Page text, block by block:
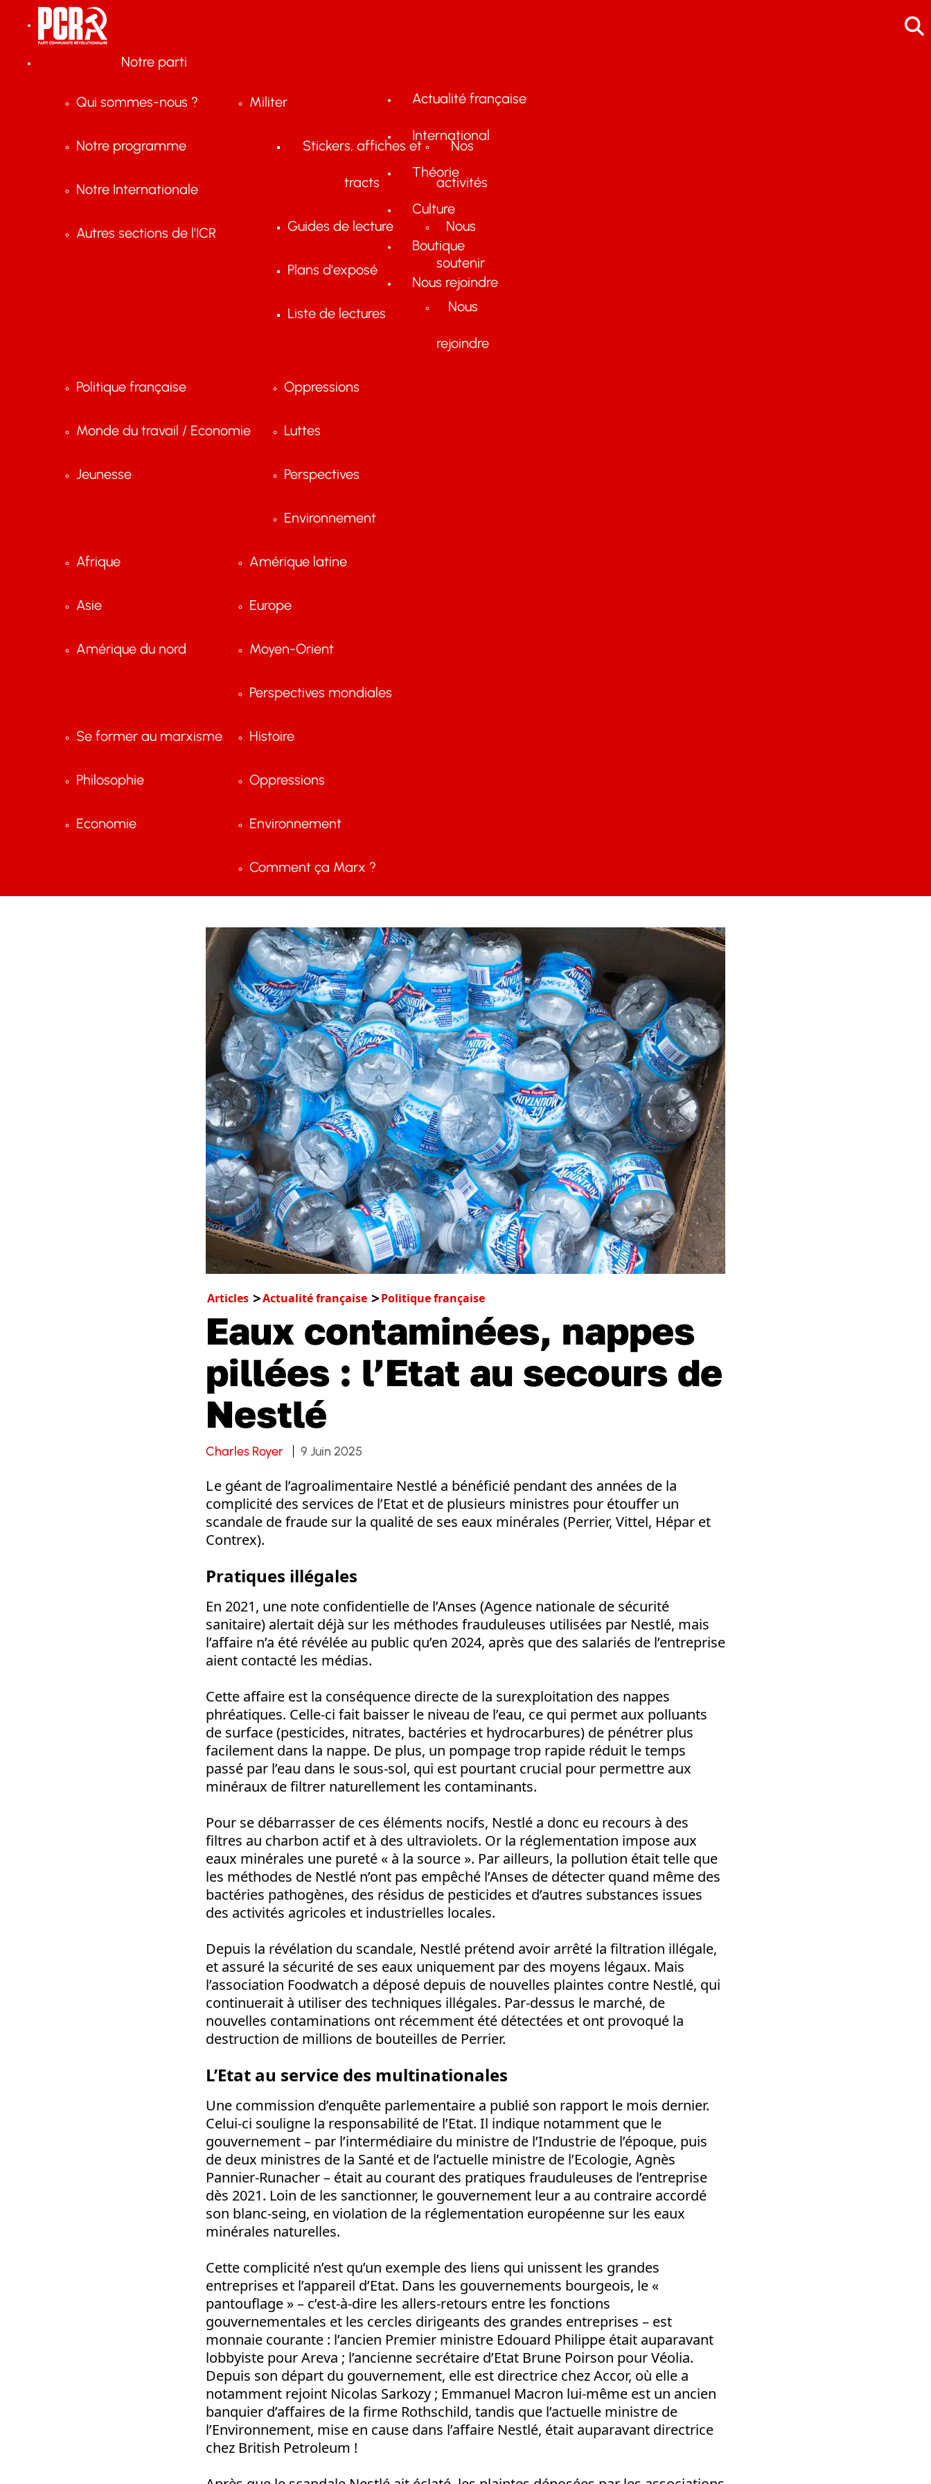
Notre parti
Qui sommes-nous ?
Notre programme
Notre Internationale
Autres sections de l'ICR
Militer
Stickers, affiches et
tracts
Guides de lecture
Plans d'exposé
Liste de lectures
Nos
activités
Nous
soutenir
Nous
rejoindre
Actualité française
Politique française
Monde du travail / Economie
Jeunesse
Oppressions
Luttes
Perspectives
Environnement
International
Afrique
Asie
Amérique du nord
Amérique latine
Europe
Moyen-Orient
Perspectives mondiales
Théorie
Se former au marxisme
Philosophie
Economie
Histoire
Oppressions
Environnement
Comment ça Marx ?
Culture
Boutique
Nous rejoindre
Articles Actualité française Politique française
Eaux contaminées, nappes
pillées : l’Etat au secours de
Nestlé
Charles Royer 9 Juin 2025
L e géant de l’agroalimentaire Nestlé a bénéficié pendant des années de la
complicité des services de l’Etat et de plusieurs ministres pour étouffer un
scandale de fraude sur la qualité de ses eaux minérales (Perrier, Vittel, Hépar et
Contrex).
Pratiques illégales
En 2021, une note confidentielle de l’Anses (Agence nationale de sécurité
sanitaire) alertait déjà sur les méthodes frauduleuses utilisées par Nestlé, mais
l’affaire n’a été révélée au public qu’en 2024, après que des salariés de l’entreprise
aient contacté les médias.
Cette affaire est la conséquence directe de la surexploitation des nappes
phréatiques. Celle-ci fait baisser le niveau de l’eau, ce qui permet aux polluants
de surface (pesticides, nitrates, bactéries et hydrocarbures) de pénétrer plus
facilement dans la nappe. De plus, un pompage trop rapide réduit le temps
passé par l’eau dans le sous-sol, qui est pourtant crucial pour permettre aux
minéraux de filtrer naturellement les contaminants.
Pour se débarrasser de ces éléments nocifs, Nestlé a donc eu recours à des
filtres au charbon actif et à des ultraviolets. Or la réglementation impose aux
eaux minérales une pureté « à la source ». Par ailleurs, la pollution était telle que
les méthodes de Nestlé n’ont pas empêché l’Anses de détecter quand même des
bactéries pathogènes, des résidus de pesticides et d’autres substances issues
des activités agricoles et industrielles locales.
Depuis la révélation du scandale, Nestlé prétend avoir arrêté la filtration illégale,
et assuré la sécurité de ses eaux uniquement par des moyens légaux. Mais
l’association Foodwatch a déposé depuis de nouvelles plaintes contre Nestlé, qui
continuerait à utiliser des techniques illégales. Par-dessus le marché, de
nouvelles contaminations ont récemment été détectées et ont provoqué la
destruction de millions de bouteilles de Perrier.
L’Etat au service des multinationales
Une commission d’enquête parlementaire a publié son rapport le mois dernier.
Celui-ci souligne la responsabilité de l’Etat. Il indique notamment que le
gouvernement – par l’intermédiaire du ministre de l’Industrie de l’époque, puis
de deux ministres de la Santé et de l’actuelle ministre de l’Ecologie, Agnès
Pannier-Runacher – était au courant des pratiques frauduleuses de l’entreprise
dès 2021. Loin de les sanctionner, le gouvernement leur a au contraire accordé
son blanc-seing, en violation de la réglementation européenne sur les eaux
minérales naturelles.
Cette complicité n’est qu’un exemple des liens qui unissent les grandes
entreprises et l’appareil d’Etat. Dans les gouvernements bourgeois, le «
pantouflage » – c’est-à-dire les allers-retours entre les fonctions
gouvernementales et les cercles dirigeants des grandes entreprises – est
monnaie courante : l’ancien Premier ministre Edouard Philippe était auparavant
lobbyiste pour Areva ; l’ancienne secrétaire d’Etat Brune Poirson pour Véolia.
Depuis son départ du gouvernement, elle est directrice chez Accor, où elle a
notamment rejoint Nicolas Sarkozy ; Emmanuel Macron lui-même est un ancien
banquier d’affaires de la firme Rothschild, tandis que l’actuelle ministre de
l’Environnement, mise en cause dans l’affaire Nestlé, était auparavant directrice
chez British Petroleum !